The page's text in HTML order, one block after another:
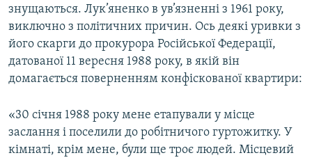
знущаються. Лук’яненко в ув’язненні з 1961 року,
виключно з політичних причин. Ось деякі уривки з
його скарги до прокурора Російської Федерації,
датованої 11 вересня 1988 року, в якій він
домагається поверненням конфіскованої квартири:
«30 січня 1988 року мене етапували у місце
заслання і поселили до робітничого гуртожитку. У
кімнаті, крім мене, були ще троє людей. Місцевий